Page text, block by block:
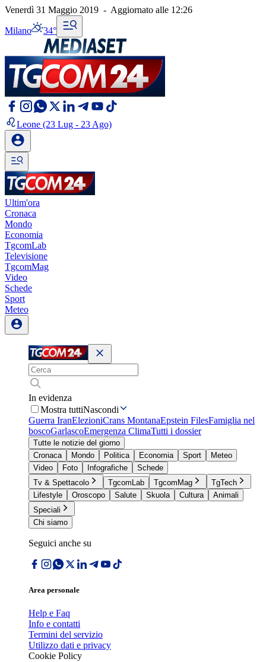
Venerdì 31 Maggio 2019 - Aggiornato alle 12:26
Milano 34°
Leone (23 Lug - 23 Ago)
Ultim'ora
Cronaca
Mondo
Economia
TgcomLab
Televisione
TgcomMag
Video
Schede
Sport
Meteo
In evidenza
Mostra tuttiNascondi
Guerra IranElezioniCrans MontanaEpstein FilesFamiglia nel
boscoGarlascoEmergenza ClimaTutti i dossier
Tutte le notizie del giorno
Cronaca
Mondo Politica Economia Sport
Meteo
Video
Foto Infografiche
Schede
Tv & Spettacolo
TgcomLab TgcomMag
TgTech
Lifestyle
Oroscopo Salute Skuola Cultura
Animali
Speciali
Chi siamo
Seguici anche su
Area personale
Help e Faq
Info e contatti
Termini del servizio
Utilizzo dati e privacy
Cookie Policy